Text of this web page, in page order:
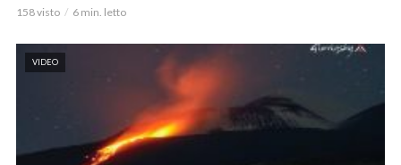
158 visto 6 min. letto
VIDEO